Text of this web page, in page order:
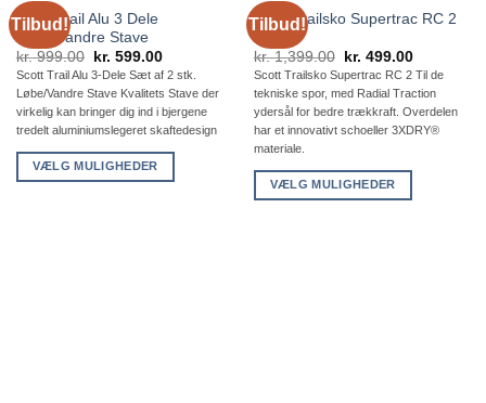
Tilbud!
Scott Trail Alu 3 Dele
Løbe/Vandre Stave
kr.999.00
Den
oprindelige
pris
var:
kr. 999.00.
kr. 599.00Den
aktuelle
pris
er:
kr. 599.00.
Scott Trail Alu 3-Dele Sæt af 2 stk.
Løbe/Vandre Stave Kvalitets Stave der
virkelig kan bringer dig ind i bjergene
tredelt aluminiumslegeret skaftedesign
VÆLG MULIGHEDER
Tilbud!
Scott Trailsko Supertrac RC 2
Dame
kr.1,399.00
Den
oprindelige
pris
var:
kr. 1,399.00.
kr. 499.00Den
aktuelle
pris
er:
kr. 499.00.
Scott Trailsko Supertrac RC 2 Til de
tekniske spor, med Radial Traction
ydersål for bedre trækkraft. Overdelen
har et innovativt schoeller 3XDRY®
materiale.
VÆLG MULIGHEDER